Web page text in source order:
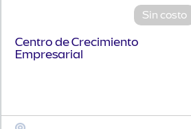
Sin costo
Centro de Crecimiento
Empresarial